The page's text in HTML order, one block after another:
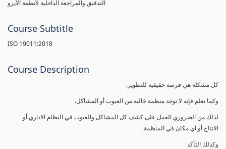
التدقيق والمراجعة الداخلية لأنظمة الأيزو
Course Subtitle
ISO 19011:2018
Course Description
كل مشكلة هي فرصة حقيقية للتطوير.
وكما نعلم فإنه لا توجد منظمة خالية من العيوب أو المشاكل.
لذلك من الضروري العمل على كشف كل المشاكل والعيوب في النظام الاداري أو
الانتاج أو اي مكان في المنظمة.
وكذلك التأكد